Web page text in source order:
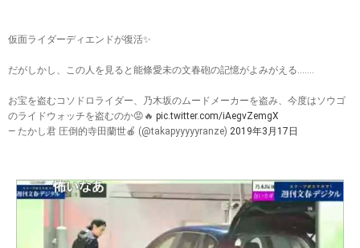
仮面ライダーディエンドが復活✨
だがしかし、この人を見ると能條愛未の文春砲の記憶がよみがえる.......
お宝を盗むコソドロライダー、乃木坂のムードメーカーを盗み、今度はソウゴ
のライドウォッチを盗むのか😡🔥 pic.twitter.com/iAegvZemgX
— たかし君 圧倒的寺田蘭世🍎 (@takapyyyyyranze) 2019年3月17日